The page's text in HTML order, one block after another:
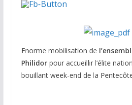
Enorme mobilisation de
Philidorpour accueillir l’élite
bouillant week-end de la